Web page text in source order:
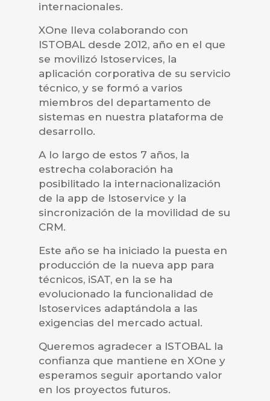
internacionales.
XOne lleva colaborando con
ISTOBAL desde 2012, año en el que
se movilizó Istoservices, la
aplicación corporativa de su servicio
técnico, y se formó a varios
miembros del departamento de
sistemas en nuestra plataforma de
desarrollo.
A lo largo de estos 7 años, la
estrecha colaboración ha
posibilitado la internacionalización
de la app de Istoservice y la
sincronización de la movilidad de su
CRM.
Este año se ha iniciado la puesta en
producción de la nueva app para
técnicos, iSAT, en la se ha
evolucionado la funcionalidad de
Istoservices adaptándola a las
exigencias del mercado actual.
Queremos agradecer a ISTOBAL la
confianza que mantiene en XOne y
esperamos seguir aportando valor
en los proyectos futuros.